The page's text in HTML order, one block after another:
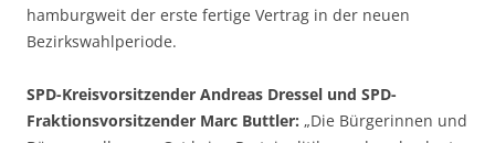
hamburgweit der erste fertige Vertrag in der neuen
Bezirkswahlperiode.
SPD-Kreisvorsitzender Andreas Dressel und SPD-
Fraktionsvorsitzender Marc Buttler: „Die Bürgerinnen und